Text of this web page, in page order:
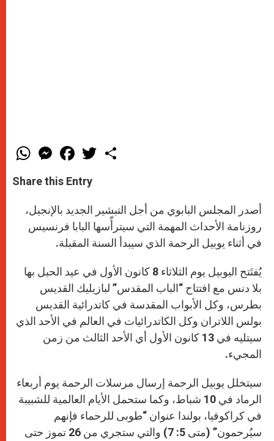
W
h
t
s
p
p
M
e
s
e
g
e
r
F
a
e
b
o
k
w
Share this Entry
أصدر المجلس البابوي من أجل التبشير الجديد بالإنجيل،
روزنامة الأحداث المهمة التي سيترأّسها البابا فرنسيس
في أثناء يوبيل الرحمة الذي سيبدأ السنة المقبلة.
يُفتَتح اليوبيل يوم الثلاثاء 8 كانون الأول في عيد الحبل بها
بلا دنس مع افتتاح “الباب المقدس” لبازيليك القديس
بطرس، وكل الأبواب المقدسة في كاتدرائية القديس
بولس اللاتران وكل الكاتدرائيات في العالم في الأحد الذي
سيتليه في 13 كانون الأول أي الأحد الثالث من زمن
المجيء.
سيتخلل يوبيل الرحمة إرسال مرسلات الرحمة يوم أربعاء
الرماد في 10 شباط، وكما ستحمل الأيام العالمية للشبيبة
في كراكوفيا، بولندا عنوان “طوبى للرحماء فإنهم
سيُرحمون” (متى 5: 7) والتي ستجري من 26 تموز حتى